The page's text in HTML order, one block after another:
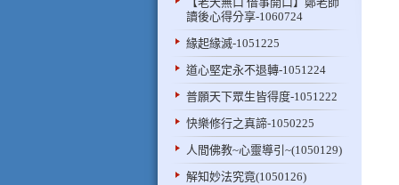
讀後心得分享-1060724
緣起緣滅-1051225
道心堅定永不退轉-1051224
普願天下眾生皆得度-1051222
快樂修行之真諦-1050225
人間佛教~心靈導引~(1050129)
解知妙法究竟(1050126)